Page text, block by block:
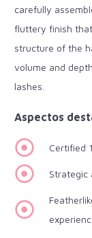
carefully
fluttery finish
structure of the
volume and
lashes.
Aspectos
Certified
Strategic